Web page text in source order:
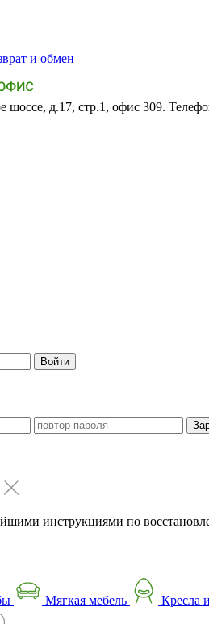
и обмен
шоссе, д.17, стр.1, офис 309.
Войти
инструкциями по
Мягкая мебель Кресла